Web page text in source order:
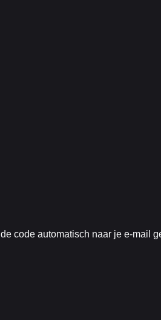
code automatisch naar je e-mail